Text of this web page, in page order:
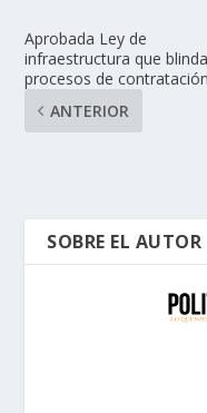
Aprobada Ley de
infraestructura que
procesos de contratación
ANTERIOR
SOBRE EL AUTOR